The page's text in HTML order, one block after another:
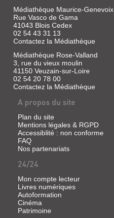
Médiathèque Maurice-Genevoix
Rue Vasco de Gama
41043 Blois Cedex
02 54 43 31 13
Contactez la Médiathèque
Médiathèque Rose-Valland
3, rue du vieux moulin
41150 Veuzain-sur-Loire
02 54 20 78 00
Contactez la Médiathèque
A propos du site
Plan du site
Mentions légales & RGPD
Accessiblité : non conforme
FAQ
Nos partenariats
24/24
Mon compte lecteur
Livres numériques
Autoformation
Cinéma
Patrimoine